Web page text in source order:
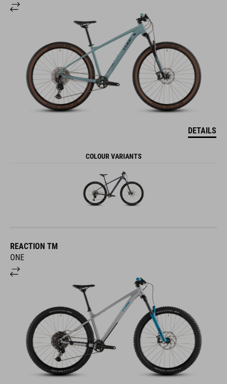
DETAILS
COLOUR VARIANTS
REACTION TM
ONE